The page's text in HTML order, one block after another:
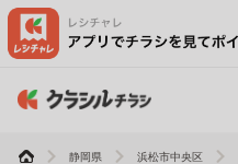
静岡県 浜松市中央区